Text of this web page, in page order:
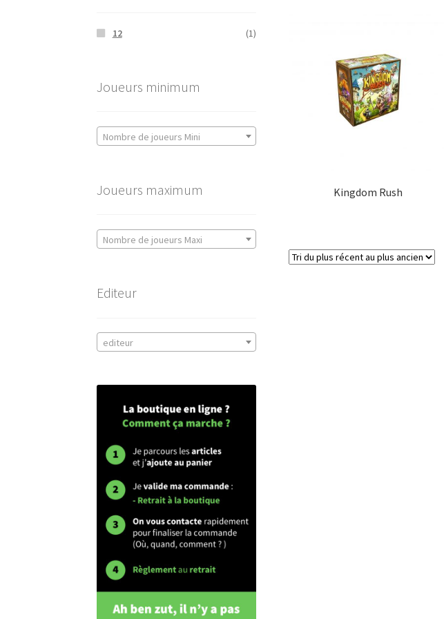
Kingdom Rush
12 (1)
Joueurs minimum
Nombre de joueurs Mini
Joueurs maximum
Nombre de joueurs Maxi
Editeur
editeur